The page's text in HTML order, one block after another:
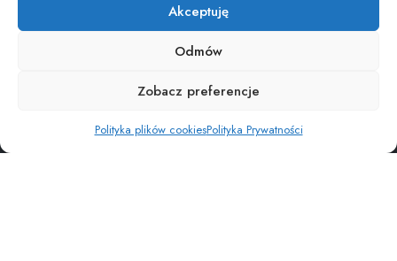
Akceptuję
Odmów
Zobacz preferencje
Polityka plików cookiesPolityka Prywatności
Copyright © Osiedle Wiadomości. Wszelkie prawa zastrzezone